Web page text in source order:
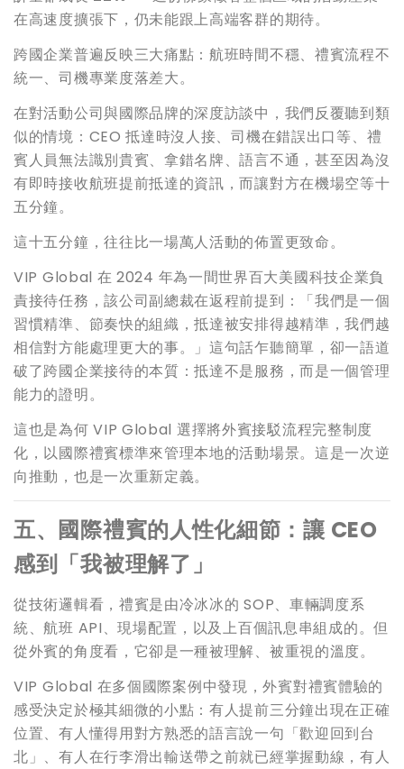
在高速度擴張下，仍未能跟上高端客群的期待。
跨國企業普遍反映三大痛點：航班時間不穩、禮賓流程不
統一、司機專業度落差大。
在對活動公司與國際品牌的深度訪談中，我們反覆聽到類
似的情境：CEO 抵達時沒人接、司機在錯誤出口等、禮
賓人員無法識別貴賓、拿錯名牌、語言不通，甚至因為沒
有即時接收航班提前抵達的資訊，而讓對方在機場空等十
五分鐘。
這十五分鐘，往往比一場萬人活動的佈置更致命。
VIP Global 在 2024 年為一間世界百大美國科技企業負
責接待任務，該公司副總裁在返程前提到：「我們是一個
習慣精準、節奏快的組織，抵達被安排得越精準，我們越
相信對方能處理更大的事。」這句話乍聽簡單，卻一語道
破了跨國企業接待的本質：抵達不是服務，而是一個管理
能力的證明。
這也是為何 VIP Global 選擇將外賓接駁流程完整制度
化，以國際禮賓標準來管理本地的活動場景。這是一次逆
向推動，也是一次重新定義。
五、國際禮賓的人性化細節：讓 CEO
感到「我被理解了」
從技術邏輯看，禮賓是由冷冰冰的 SOP、車輛調度系
統、航班 API、現場配置，以及上百個訊息串組成的。但
從外賓的角度看，它卻是一種被理解、被重視的溫度。
VIP Global 在多個國際案例中發現，外賓對禮賓體驗的
感受決定於極其細微的小點：有人提前三分鐘出現在正確
位置、有人懂得用對方熟悉的語言說一句「歡迎回到台
北」、有人在行李滑出輸送帶之前就已經掌握動線，有人